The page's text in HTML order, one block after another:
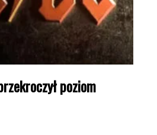
poziom